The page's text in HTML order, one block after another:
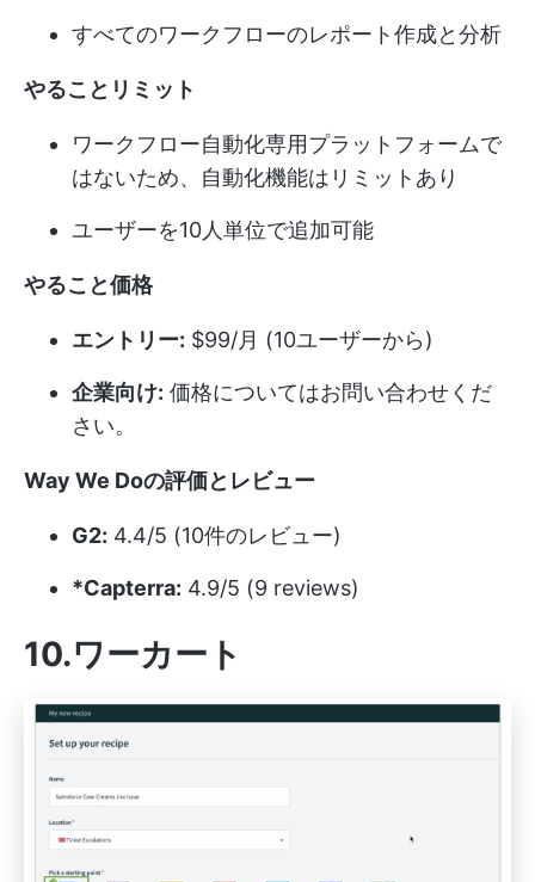
すべてのワークフローのレポート作成と分析
やることリミット
ワークフロー自動化専用プラットフォームで
はないため、自動化機能はリミットあり
ユーザーを10人単位で追加可能
やること価格
エントリー: $99/月 (10ユーザーから)
企業向け: 価格についてはお問い合わせくだ
さい。
Way We Doの評価とレビュー
G2: 4.4/5 (10件のレビュー)
*Capterra: 4.9/5 (9 reviews)
10.ワーカート